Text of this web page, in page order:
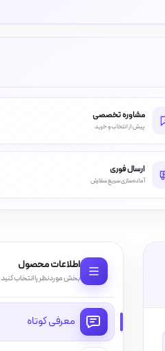
اطلاعات محصول
بخش موردنظر را انتخاب کنید
معرفی کوتاه
مشاوره تخصصی
پیش از انتخاب و خرید
ارسال فوری
آماده‌سازی سریع سفارش